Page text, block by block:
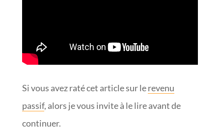
Si vous avez raté cet article sur lerevenu
passif, alors je vous invite à le lire avant de
continuer.